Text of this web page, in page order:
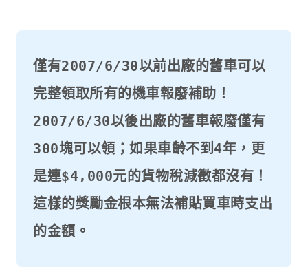
僅有2007/6/30以前出廠的舊車可以
完整領取所有的機車報廢補助！
2007/6/30以後出廠的舊車報廢僅有
300塊可以領；如果車齡不到4年，更
是連$4,000元的貨物稅減徵都沒有！
這樣的獎勵金根本無法補貼買車時支出